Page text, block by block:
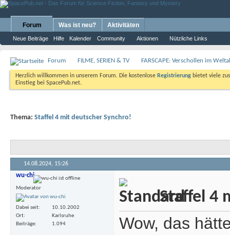
Forum
Neue Beiträge Hilfe Kalender Community Aktionen Nützliche Links
Was ist neu? Aktivitäten
Forum FILME, SERIEN & TV FARSCAPE: Verschollen im
Herzlich willkommen in unserem Forum. Die kostenlose Registrierung bietet viele
Einstieg bei SpacePub.net.
Thema: Staffel 4 mit deutscher Synchro!
14.08.2024, 15:26
wu-chi
Moderator
Dabei seit
10.10.2002
Ort
Karlsruhe
Beiträge
1.094
Staffel 4
Wow, das